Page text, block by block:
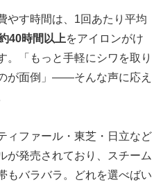
やす時間は、1回あたり平均
40時間以上をアイロンがけ
。「もっと手軽にシワを取り
が面倒」——そんな声に応え
ィファール・東芝・日立など
が発売されており、スチーム
もバラバラ。どれを選べばい